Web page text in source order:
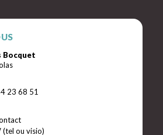
Bocquet
23 68 51
(tel ou visio)